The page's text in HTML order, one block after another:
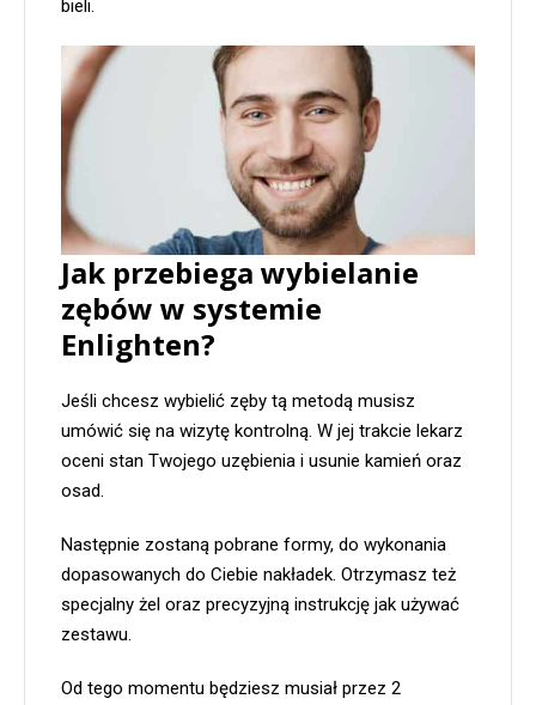
bieli.
Jak przebiega wybielanie
zębów w systemie
Enlighten?
Jeśli chcesz wybielić zęby tą metodą musisz
umówić się na wizytę kontrolną. W jej trakcie lekarz
oceni stan Twojego uzębienia i usunie kamień oraz
osad.
Następnie zostaną pobrane formy, do wykonania
dopasowanych do Ciebie nakładek. Otrzymasz też
specjalny żel oraz precyzyjną instrukcję jak używać
zestawu.
Od tego momentu będziesz musiał przez 2